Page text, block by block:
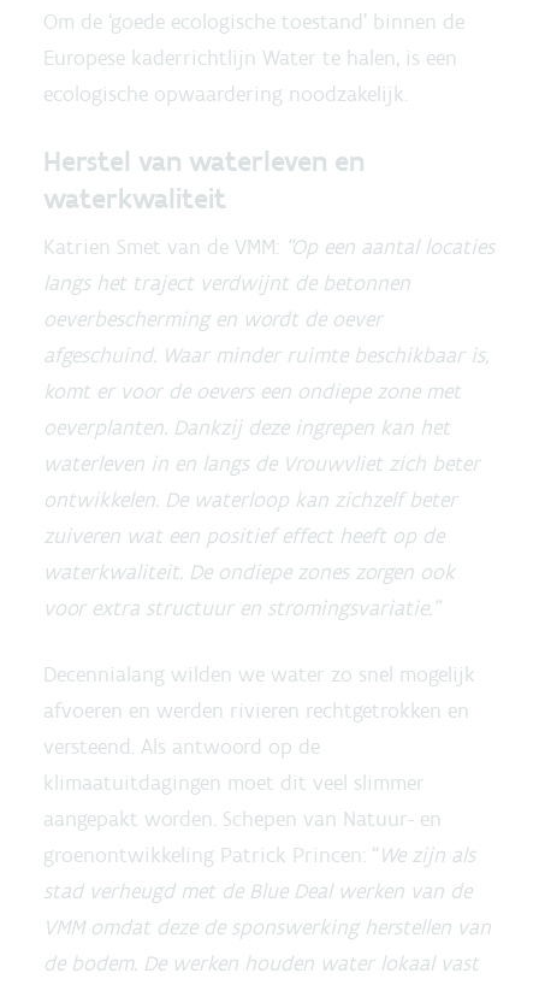
Om de ‘goede ecologische toestand’ binnen de
Europese kaderrichtlijn Water te halen, is een
ecologische opwaardering noodzakelijk.
Herstel van waterleven en
waterkwaliteit
Katrien Smet van de VMM: “Op een aantal locaties
langs het traject verdwijnt de betonnen
oeverbescherming en wordt de oever
afgeschuind. Waar minder ruimte beschikbaar is,
komt er voor de oevers een ondiepe zone met
oeverplanten. Dankzij deze ingrepen kan het
waterleven in en langs de Vrouwvliet zich beter
ontwikkelen. De waterloop kan zichzelf beter
zuiveren wat een positief effect heeft op de
waterkwaliteit. De ondiepe zones zorgen ook
voor extra structuur en stromingsvariatie.”
Decennialang wilden we water zo snel mogelijk
afvoeren en werden rivieren rechtgetrokken en
versteend. Als antwoord op de
klimaatuitdagingen moet dit veel slimmer
aangepakt worden. Schepen van Natuur- en
groenontwikkeling Patrick Princen: “We zijn als
stad verheugd met de Blue Deal werken van de
VMM omdat deze de sponswerking herstellen van
de bodem. De werken houden water lokaal vast